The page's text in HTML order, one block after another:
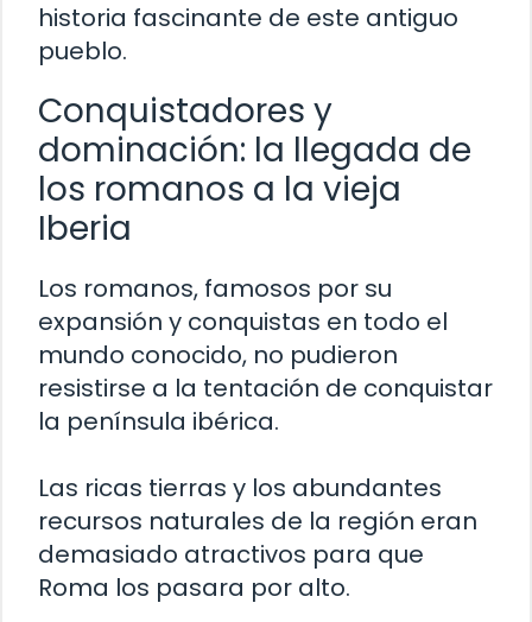
historia fascinante de este antiguo
pueblo.
Conquistadores y
dominación: la llegada de
los romanos a la vieja
Iberia
Los romanos, famosos por su
expansión y conquistas en todo el
mundo conocido, no pudieron
resistirse a la tentación de conquistar
la península ibérica.
Las ricas tierras y los abundantes
recursos naturales de la región eran
demasiado atractivos para que
Roma los pasara por alto.